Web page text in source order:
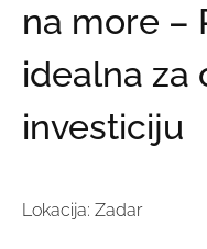
na more –
idealna za
investiciju
Lokacija: Zadar